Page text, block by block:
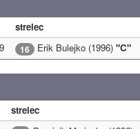
strelec
16 Erik Bulejko (1996) "C"
strelec